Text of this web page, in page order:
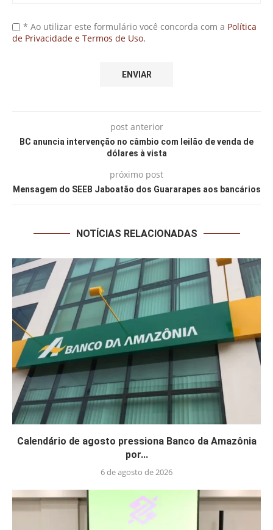
* Ao utilizar este formulário você concorda com a Política
de Privacidade e Termos de Uso.
post anterior
BC anuncia intervenção no câmbio com leilão de venda de
dólares à vista
próximo post
Mensagem do SEEB Jaboatão dos Guararapes aos bancários
NOTÍCIAS RELACIONADAS
Calendário de agosto pressiona Banco da Amazônia
por...
6 de agosto de 2026